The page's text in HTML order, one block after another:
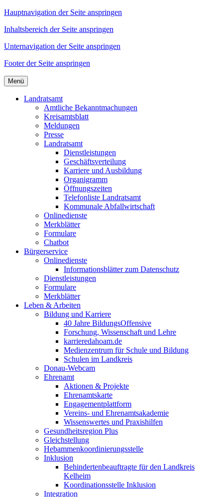
Hauptnavigation der Seite anspringen
Inhaltsbereich der Seite anspringen
Unternavigation der Seite anspringen
Footer der Seite anspringen
Menü
Landratsamt
Amtliche Bekanntmachungen
Kreisamtsblatt
Meldungen
Presse
Landratsamt
Dienstleistungen
Geschäftsverteilung
Karriere und Ausbildung
Organigramm
Öffnungszeiten
Telefonliste Landratsamt
Kommunale Abfallwirtschaft
Onlinedienste
Merkblätter
Formulare
Chatbot
Bürgerservice
Onlinedienste
Informationsblätter zum Datenschutz
Dienstleistungen
Formulare
Merkblätter
Leben & Arbeiten
Bildung und Karriere
40 Jahre BildungsOffensive
Forschung, Wissenschaft und Lehre
karrieredahoam.de
Medienzentrum für Schule und Bildung
Schulen im Landkreis
Donau-Webcam
Ehrenamt
Aktionen & Projekte
Ehrenamtskarte
Engagementplattform
Vereins- und Ehrenamtsakademie
Wissenswertes und Praxishilfen
Gesundheitsregion Plus
Gleichstellung
Hebammenkoordinierungsstelle
Inklusion
Behindertenbeauftragte für den Landkreis
Kelheim
Koordinationsstelle Inklusion
Integration